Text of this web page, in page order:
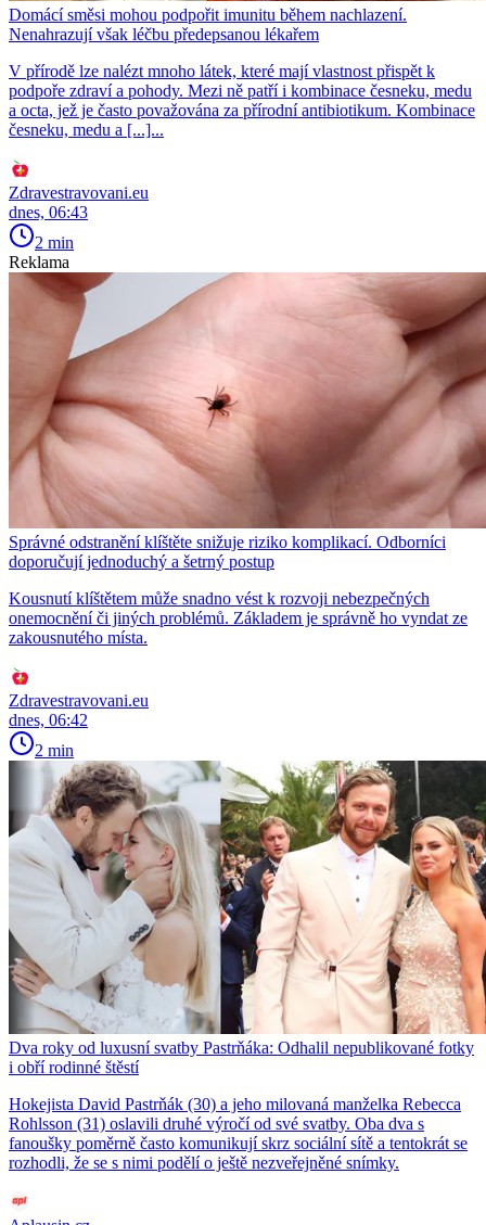
Domácí směsi mohou podpořit imunitu během nachlazení.
Nenahrazují však léčbu předepsanou lékařem
V přírodě lze nalézt mnoho látek, které mají vlastnost přispět k
podpoře zdraví a pohody. Mezi ně patří i kombinace česneku, medu
a octa, jež je často považována za přírodní antibiotikum. Kombinace
česneku, medu a [...]...
Zdravestravovani.eu
dnes, 06:43
2 min
Reklama
Správné odstranění klíštěte snižuje riziko komplikací. Odborníci
doporučují jednoduchý a šetrný postup
Kousnutí klíštětem může snadno vést k rozvoji nebezpečných
onemocnění či jiných problémů. Základem je správně ho vyndat ze
zakousnutého místa.
Zdravestravovani.eu
dnes, 06:42
2 min
Dva roky od luxusní svatby Pastrňáka: Odhalil nepublikované fotky
i obří rodinné štěstí
Hokejista David Pastrňák (30) a jeho milovaná manželka Rebecca
Rohlsson (31) oslavili druhé výročí od své svatby. Oba dva s
fanoušky poměrně často komunikují skrz sociální sítě a tentokrát se
rozhodli, že se s nimi podělí o ještě nezveřejněné snímky.